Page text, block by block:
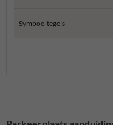
Symbooltegels